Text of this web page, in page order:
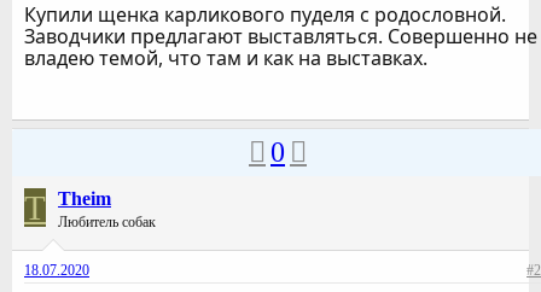
Купили щенка карликового пуделя с родословной.
Заводчики предлагают выставляться. Совершенно не
владею темой, что там и как на выставках.
0
T Theim
Любитель собак
18.07.2020 #2